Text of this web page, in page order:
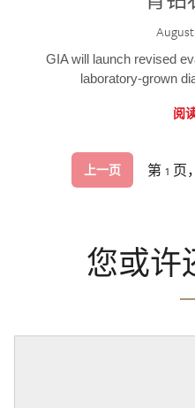
GIA will launch revised
laboratory-grown
阅
上一页 第 1 页
您或许